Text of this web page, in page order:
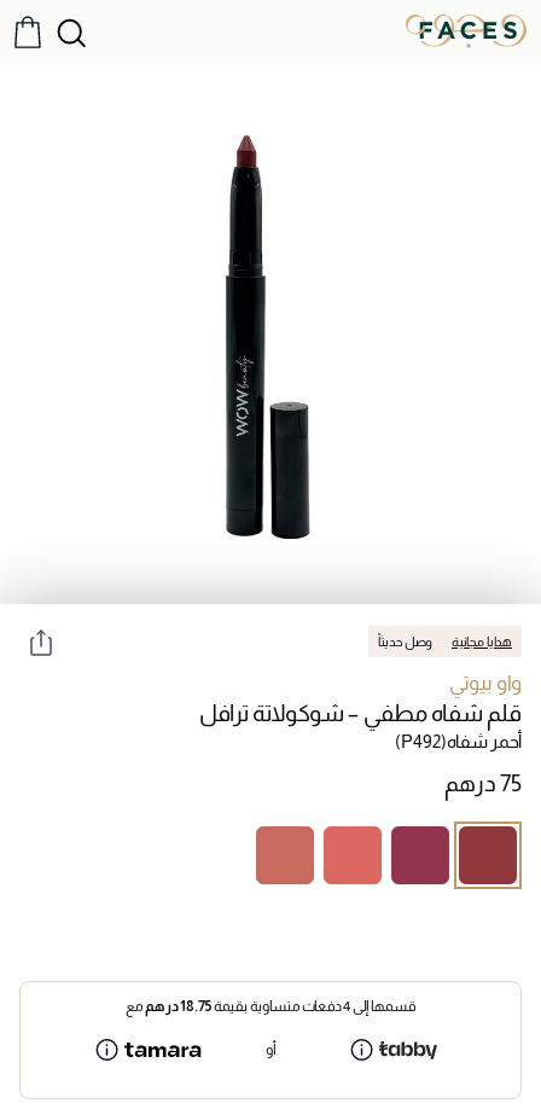
هدايا مجانية وصل حديثاً
واو بيوتي
قلم شفاه مطفي – شوكولاتة ترافل
أحمر شفاه(P492)
قسمها إلى 4 دفعات متساوية بقيمة 18.75درهممع
أو